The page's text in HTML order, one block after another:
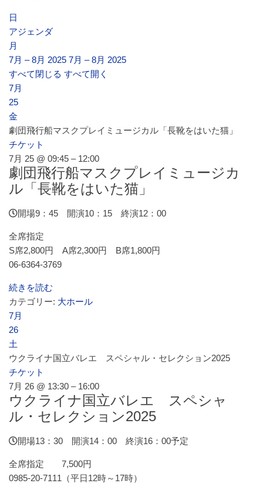
予約のごあんない
施設使用料について
アクセス
日
アジェンダ
月
7月 – 8月 2025 7月 – 8月 2025
すべて閉じる すべて開く
7月
25
金
劇団飛行船マスクプレイミュージカル「長靴をはいた猫」
チケット
7月 25 @ 09:45 – 12:00
劇団飛行船マスクプレイミュージカ
ル「長靴をはいた猫」
開場9：45 開演10：15 終演12：00
全席指定
S席2,800円 A席2,300円 B席1,800円
06-6364-3769
続きを読む
カテゴリー: 大ホール
7月
26
土
ウクライナ国立バレエ スペシャル・セレクション2025
チケット
7月 26 @ 13:30 – 16:00
ウクライナ国立バレエ スペシャ
ル・セレクション2025
開場13：30 開演14：00 終演16：00予定
全席指定 7,500円
0985-20-7111（平日12時～17時）